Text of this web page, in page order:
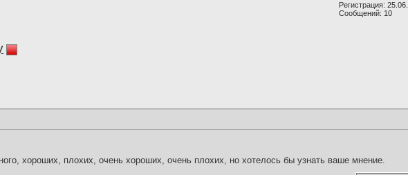
Регистрация:
Сообщений: 10
хороших, плохих, очень хороших, очень плохих, но хотелось бы узнать ваше мнение.